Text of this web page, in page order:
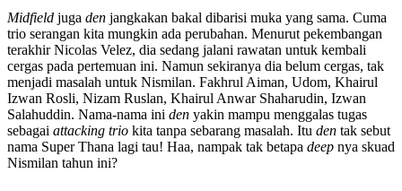
Midfield juga den jangkakan bakal dibarisi muka yang sama. Cuma
trio serangan kita mungkin ada perubahan. Menurut pekembangan
terakhir Nicolas Velez, dia sedang jalani rawatan untuk kembali
cergas pada pertemuan ini. Namun sekiranya dia belum cergas, tak
menjadi masalah untuk Nismilan. Fakhrul Aiman, Udom, Khairul
Izwan Rosli, Nizam Ruslan, Khairul Anwar Shaharudin, Izwan
Salahuddin. Nama-nama ini den yakin mampu menggalas tugas
sebagai attacking trio kita tanpa sebarang masalah. Itu den tak sebut
nama Super Thana lagi tau! Haa, nampak tak betapa deep nya skuad
Nismilan tahun ini?